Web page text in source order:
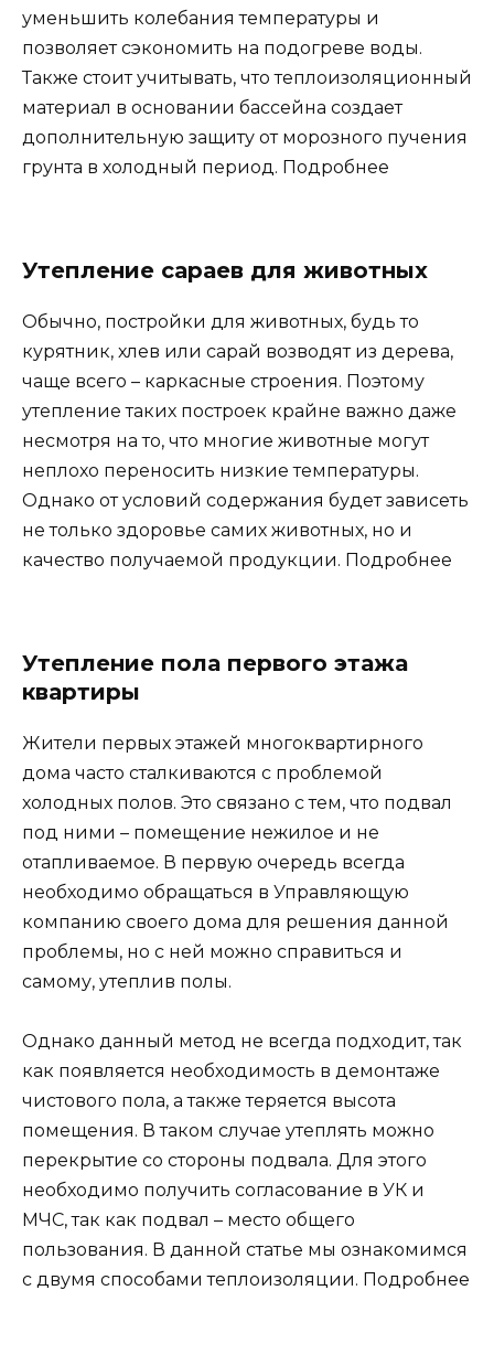
уменьшить колебания температуры и
позволяет сэкономить на подогреве воды.
Также стоит учитывать, что теплоизоляционный
материал в основании бассейна создает
дополнительную защиту от морозного пучения
грунта в холодный период. Подробнее
Утепление сараев для животных
Обычно, постройки для животных, будь то
курятник, хлев или сарай возводят из дерева,
чаще всего – каркасные строения. Поэтому
утепление таких построек крайне важно даже
несмотря на то, что многие животные могут
неплохо переносить низкие температуры.
Однако от условий содержания будет зависеть
не только здоровье самих животных, но и
качество получаемой продукции. Подробнее
Утепление пола первого этажа
квартиры
Жители первых этажей многоквартирного
дома часто сталкиваются с проблемой
холодных полов. Это связано с тем, что подвал
под ними – помещение нежилое и не
отапливаемое. В первую очередь всегда
необходимо обращаться в Управляющую
компанию своего дома для решения данной
проблемы, но с ней можно справиться и
самому, утеплив полы.
Однако данный метод не всегда подходит, так
как появляется необходимость в демонтаже
чистового пола, а также теряется высота
помещения. В таком случае утеплять можно
перекрытие со стороны подвала. Для этого
необходимо получить согласование в УК и
МЧС, так как подвал – место общего
пользования. В данной статье мы ознакомимся
с двумя способами теплоизоляции. Подробнее